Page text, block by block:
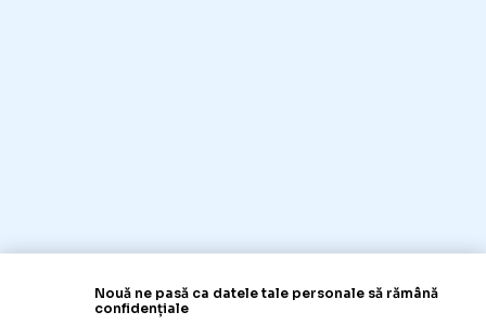
Nouă ne pasă ca datele tale personale să rămână
confidențiale